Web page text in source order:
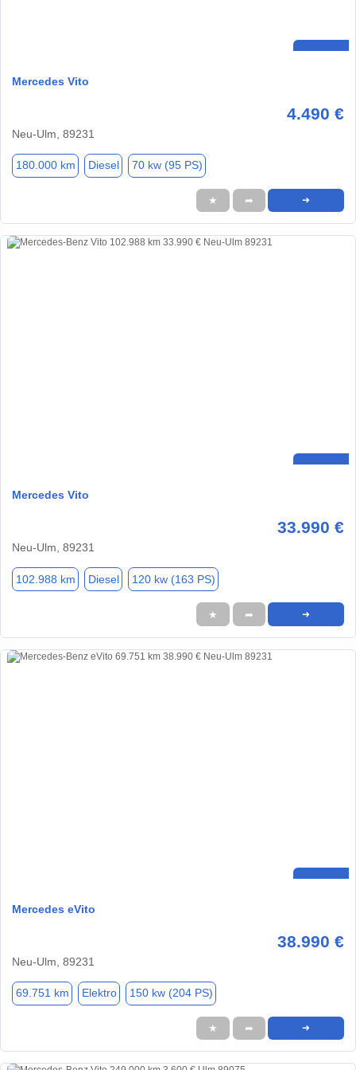
Mercedes Vito
4.490 €
Neu-Ulm, 89231
180.000 km Diesel 70 kw (95 PS)
★ ➦ ➜
Mercedes Vito
33.990 €
Neu-Ulm, 89231
102.988 km Diesel 120 kw (163 PS)
★ ➦ ➜
Mercedes eVito
38.990 €
Neu-Ulm, 89231
69.751 km Elektro 150 kw (204 PS)
★ ➦ ➜